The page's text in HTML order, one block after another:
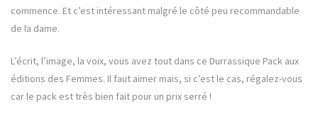
commence. Et c’est intéressant malgré le côté peu recommandable
de la dame.
L’écrit, l’image, la voix, vous avez tout dans ce Durrassique Pack aux
éditions des Femmes. Il faut aimer mais, si c’est le cas, régalez-vous
car le pack est très bien fait pour un prix serré !